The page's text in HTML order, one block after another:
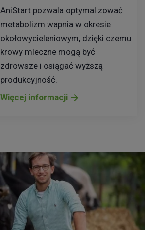
AniStart pozwala optymalizować
metabolizm wapnia w okresie
okołowycieleniowym, dzięki czemu
krowy mleczne mogą być
zdrowsze i osiągać wyższą
produkcyjność.
Więcej informacji